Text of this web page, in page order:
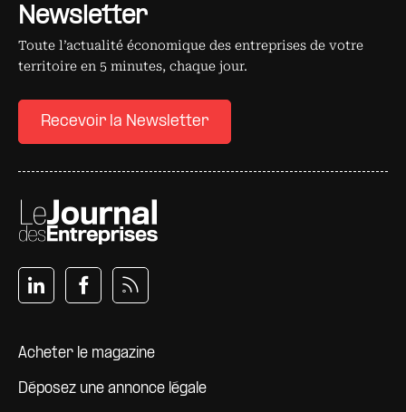
Newsletter
Toute l’actualité économique des entreprises de votre
territoire en 5 minutes, chaque jour.
Recevoir la Newsletter
Pied de page
Acheter le magazine
Déposez une annonce légale